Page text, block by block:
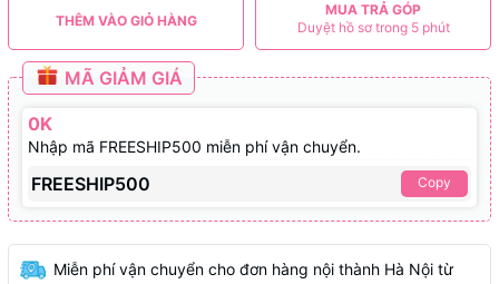
THÊM VÀO GIỎ HÀNG
MUA TRẢ GÓP
Duyệt hồ sơ trong 5 phút
MÃ GIẢM GIÁ
0K
Nhập mã FREESHIP500 miễn phí vận chuyển.
FREESHIP500 Copy
Miễn phí vận chuyển cho đơn hàng nội thành Hà Nội từ